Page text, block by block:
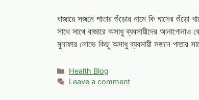
বাজারে সজনে পাতার গুঁড়োর নামে কি ঘাসের গুঁড়ো
সাথে সাথে বাজারে অসাধু ব্যবসায়ীদের
মুনাফার লোভে কিছু অসাধু ব্যবসায়ী সজনে পাতার
Categories
Health Blog
Leave a comment